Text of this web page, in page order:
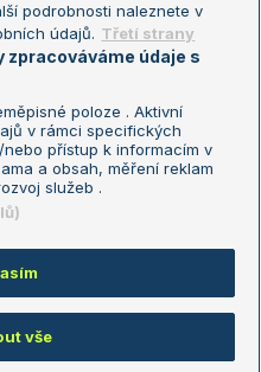
soukromí
o zpracování osobních
Využíváme zpravodajství ČTK.
podrobnosti naleznete v
údajů. Třetí strany
zpracováváme údaje s
poloze . Aktivní
v rámci specifických
přístup k informacím v
a obsah, měření reklam
služeb .
vše